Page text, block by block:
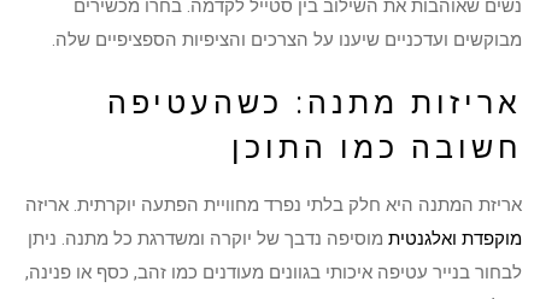
נשים שאוהבות את השילוב בין סטייל לקדמה. בחרו מכשירים
מבוקשים ועדכניים שיענו על הצרכים והציפיות הספציפיים שלה.
אריזות מתנה: כשהעטיפה
חשובה כמו התוכן
אריזת המתנה היא חלק בלתי נפרד מחוויית הפתעה יוקרתית. אריזה
מוקפדת ואלגנטיתמוסיפה נדבך של יוקרה ומשדרגת כל מתנה. ניתן
לבחור בנייר עטיפה איכותי בגוונים מעודנים כמו זהב, כסף או פנינה,